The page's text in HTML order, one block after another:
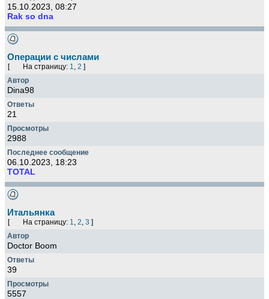
15.10.2023, 08:27
Rak so dna
Операции с числами
[ На страницу: 1, 2 ]
Dina98
21
2988
06.10.2023, 18:23
TOTAL
Итальянка
[ На страницу: 1, 2, 3 ]
Doctor Boom
39
5557